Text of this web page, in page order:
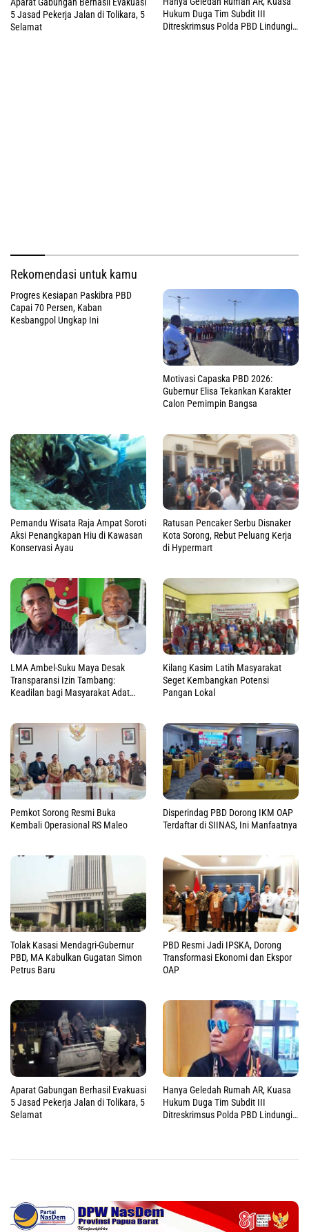
5 Jasad Pekerja Jalan di Tolikara, 5
Selamat
Hukum Duga Tim Subdit III
Ditreskrimsus Polda PBD Lindungi
Rekomendasi untuk kamu
Progres Kesiapan Paskibra PBD
Capai 70 Persen, Kaban
Kesbangpol Ungkap Ini
Motivasi Capaska PBD 2026:
Gubernur Elisa Tekankan Karakter
Calon Pemimpin Bangsa
Pemandu Wisata Raja Ampat Soroti
Aksi Penangkapan Hiu di Kawasan
Konservasi Ayau
Ratusan Pencaker Serbu Disnaker
Kota Sorong, Rebut Peluang Kerja
di Hypermart
LMA Ambel-Suku Maya Desak
Transparansi Izin Tambang:
Keadilan bagi Masyarakat Adat
Kilang Kasim Latih Masyarakat
Seget Kembangkan Potensi
Pangan Lokal
Pemkot Sorong Resmi Buka
Kembali Operasional RS Maleo
Disperindag PBD Dorong IKM OAP
Terdaftar di SIINAS, Ini Manfaatnya
Tolak Kasasi Mendagri-Gubernur
PBD, MA Kabulkan Gugatan Simon
Petrus Baru
PBD Resmi Jadi IPSKA, Dorong
Transformasi Ekonomi dan Ekspor
OAP
Aparat Gabungan Berhasil Evakuasi
5 Jasad Pekerja Jalan di Tolikara, 5
Selamat
Hanya Geledah Rumah AR, Kuasa
Hukum Duga Tim Subdit III
Ditreskrimsus Polda PBD Lindungi